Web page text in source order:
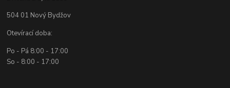
504 01 Nový Bydžov
Otevírací doba:
Po - Pá 8:00 - 17:00
So - 8:00 - 17:00